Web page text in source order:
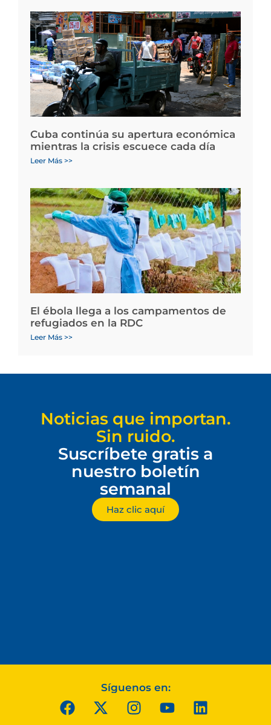
Cuba continúa su apertura económica
mientras la crisis escuece cada día
Leer Más >>
El ébola llega a los campamentos de
refugiados en la RDC
Leer Más >>
Noticias que importan.
Sin ruido.
Suscríbete gratis a
nuestro boletín
semanal
Haz clic aquí
Síguenos en: